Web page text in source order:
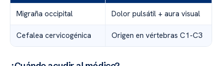
Migraña occipital Dolor pulsátil + aura visual
Cefalea cervicogénica Origen en vértebras C1-C3